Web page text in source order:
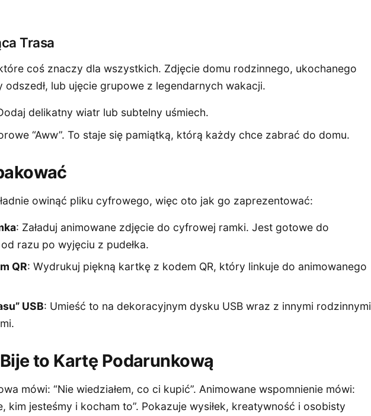
Trasa
coś znaczy dla wszystkich. Zdjęcie domu rodzinnego, ukochanego
lub ujęcie grupowe z legendarnych wakacji.
delikatny wiatr lub subtelny uśmiech.
“Aww”. To staje się pamiątką, którą każdy chce zabrać do domu.
owinąć pliku cyfrowego, więc oto jak go zaprezentować:
: Załaduj animowane zdjęcie do cyfrowej ramki. Jest gotowe do
razu po wyjęciu z pudełka.
QR: Wydrukuj piękną kartkę z kodem QR, który linkuje do animowanego
USB: Umieść to na dekoracyjnym dysku USB wraz z innymi rodzinnymi
to Kartę Podarunkową
mówi: “Nie wiedziałem, co ci kupić”. Animowane wspomnienie mówi:
kim jesteśmy i kocham to”. Pokazuje wysiłek, kreatywność i osobisty